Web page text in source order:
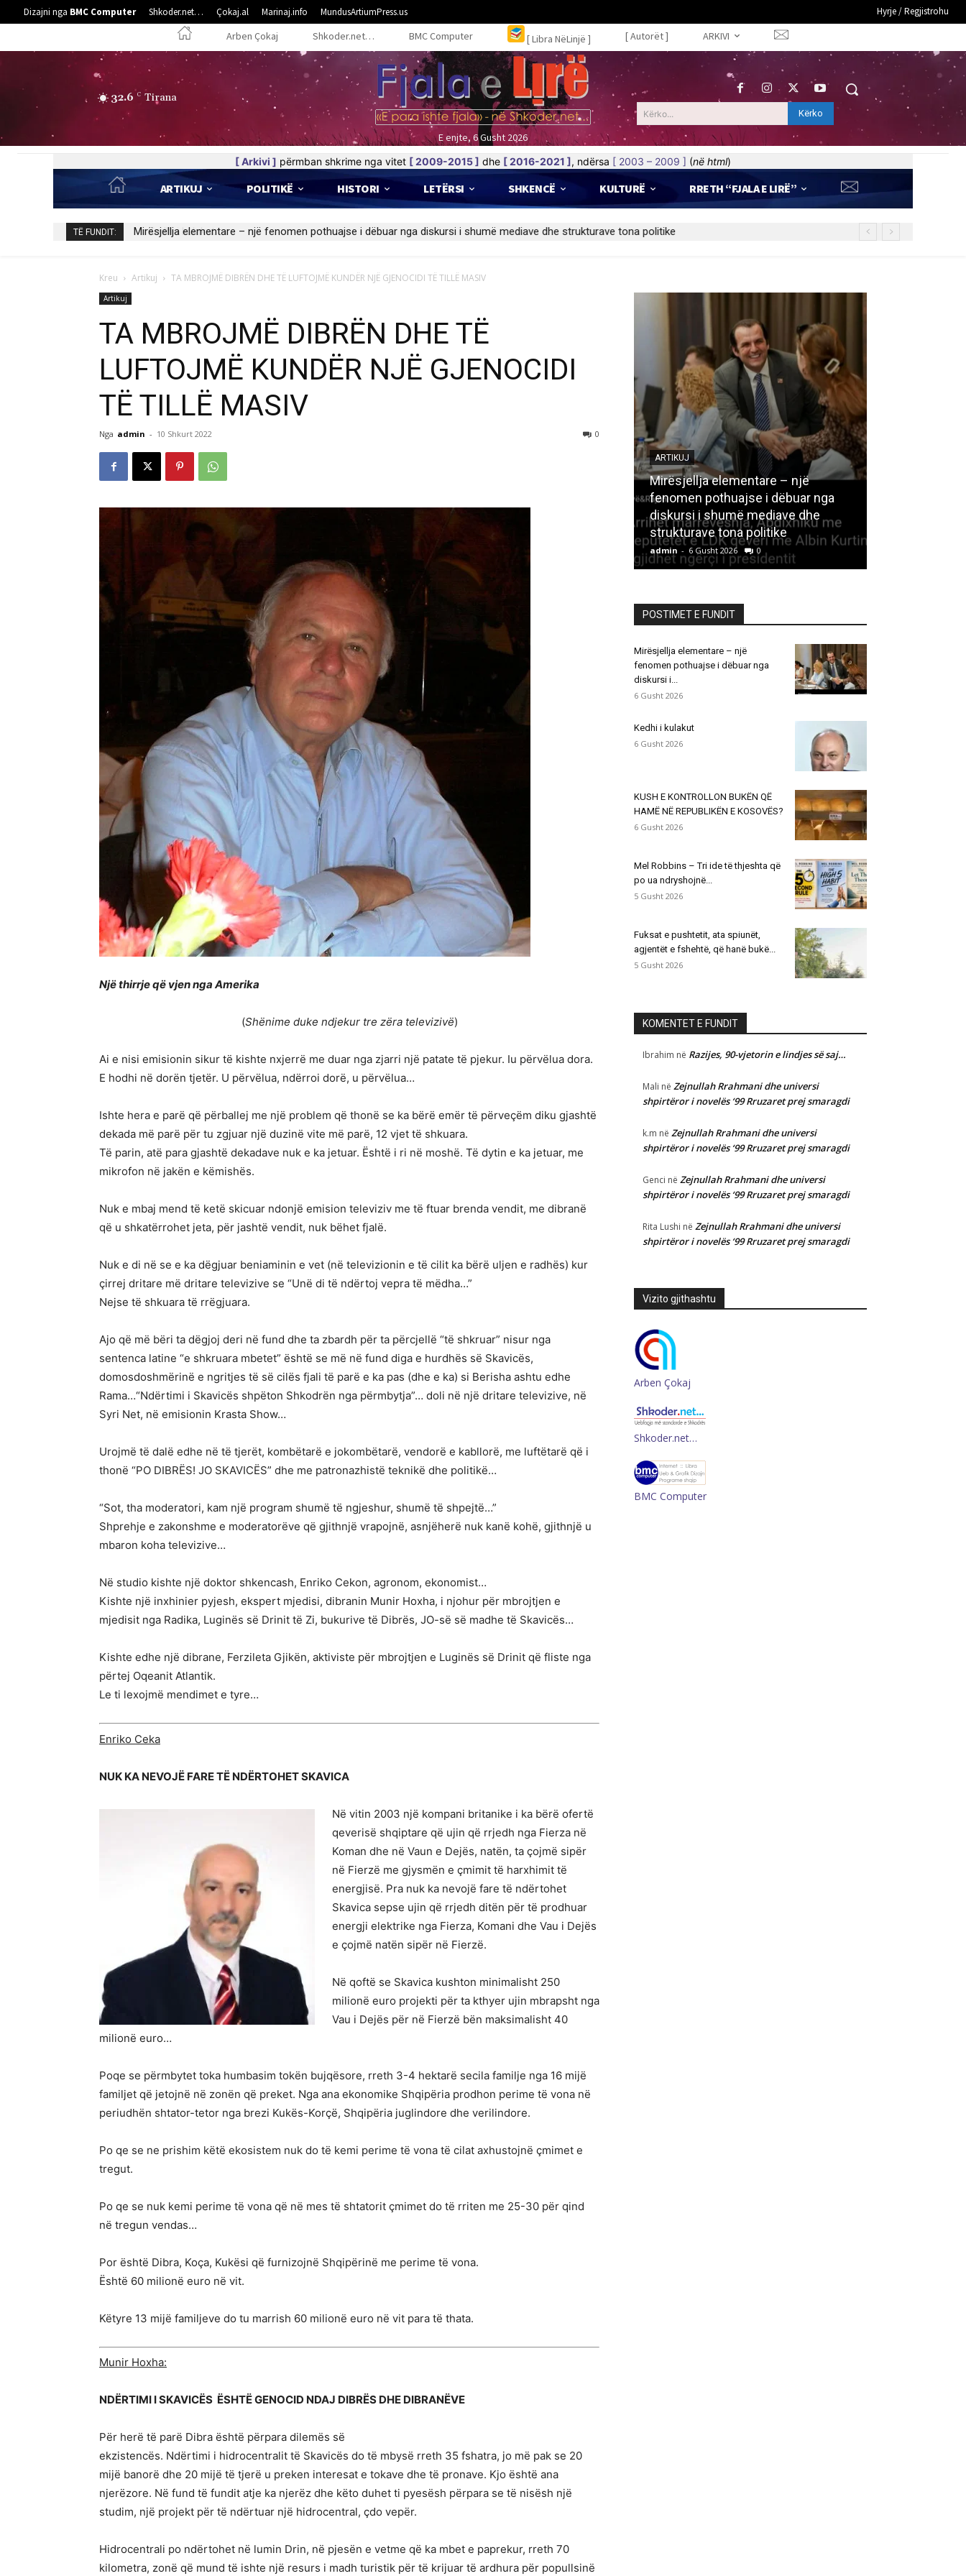
Dizajni nga BMC Computer Shkoder.net… Çokaj.al Marinaj.info MundusArtiumPress.us Hyrje / Regjistrohu
Arben Çokaj Shkoder.net… BMC Computer [ Libra NëLinjë ] [ Autorët ] ARKIVI
32.6 C Tirana
E enjte, 6 Gusht 2026
Kërko... Kërko
[ Arkivi ] përmban shkrime nga vitet [ 2009-2015 ] dhe [ 2016-2021 ], ndërsa [ 2003 – 2009 ] (në html)
ARTIKUJ POLITIKË HISTORI LETËRSI SHKENCË KULTURË RRETH “FJALA E LIRË”
TË FUNDIT: Kedhi i kulakut
Kreu Artikuj TA MBROJMË DIBRËN DHE TË LUFTOJMË KUNDËR NJË GJENOCIDI TË TILLË MASIV
Artikuj
TA MBROJMË DIBRËN DHE TË
LUFTOJMË KUNDËR NJË GJENOCIDI
TË TILLË MASIV
Nga admin - 10 Shkurt 2022 0
Një thirrje që vjen nga Amerika
(Shënime duke ndjekur tre zëra televizivë)
Ai e nisi emisionin sikur të kishte nxjerrë me duar nga zjarri një patate të pjekur. Iu përvëlua dora.
E hodhi në dorën tjetër. U përvëlua, ndërroi dorë, u përvëlua…
Ishte hera e parë që përballej me një problem që thonë se ka bërë emër të përveçëm diku gjashtë
dekada më parë për tu zgjuar një duzinë vite më parë, 12 vjet të shkuara.
Të parin, atë para gjashtë dekadave nuk e ka jetuar. Është i ri në moshë. Të dytin e ka jetuar, me
mikrofon në jakën e këmishës.
Nuk e mbaj mend të ketë skicuar ndonjë emision televiziv me të ftuar brenda vendit, me dibranë
që u shkatërrohet jeta, për jashtë vendit, nuk bëhet fjalë.
Nuk e di në se e ka dëgjuar beniaminin e vet (në televizionin e të cilit ka bërë uljen e radhës) kur
çirrej dritare më dritare televizive se “Unë di të ndërtoj vepra të mëdha…”
Nejse të shkuara të rrëgjuara.
Ajo që më bëri ta dëgjoj deri në fund dhe ta zbardh për ta përcjellë “të shkruar” nisur nga
sentenca latine “e shkruara mbetet” është se më në fund diga e hurdhës së Skavicës,
domosdoshmërinë e ngritjes të së cilës fjali të parë e ka pas (dhe e ka) si Berisha ashtu edhe
Rama…“Ndërtimi i Skavicës shpëton Shkodrën nga përmbytja”… doli në një dritare televizive, në
Syri Net, në emisionin Krasta Show…
Urojmë të dalë edhe në të tjerët, kombëtarë e jokombëtarë, vendorë e kabllorë, me luftëtarë që i
thonë “PO DIBRËS! JO SKAVICËS” dhe me patronazhistë teknikë dhe politikë…
“Sot, tha moderatori, kam një program shumë të ngjeshur, shumë të shpejtë…”
Shprehje e zakonshme e moderatorëve që gjithnjë vrapojnë, asnjëherë nuk kanë kohë, gjithnjë u
mbaron koha televizive…
Në studio kishte një doktor shkencash, Enriko Cekon, agronom, ekonomist…
Kishte një inxhinier pyjesh, ekspert mjedisi, dibranin Munir Hoxha, i njohur për mbrojtjen e
mjedisit nga Radika, Luginës së Drinit të Zi, bukurive të Dibrës, JO-së së madhe të Skavicës…
Kishte edhe një dibrane, Ferzileta Gjikën, aktiviste për mbrojtjen e Luginës së Drinit që fliste nga
përtej Oqeanit Atlantik.
Le ti lexojmë mendimet e tyre…
Enriko Ceka
NUK KA NEVOJË FARE TË NDËRTOHET SKAVICA
Në vitin 2003 një kompani britanike i ka bërë ofertë
qeverisë shqiptare që ujin që rrjedh nga Fierza në
Koman dhe në Vaun e Dejës, natën, ta çojmë sipër
në Fierzë me gjysmën e çmimit të harxhimit të
energjisë. Pra nuk ka nevojë fare të ndërtohet
Skavica sepse ujin që rrjedh ditën për të prodhuar
energji elektrike nga Fierza, Komani dhe Vau i Dejës
e çojmë natën sipër në Fierzë.
Në qoftë se Skavica kushton minimalisht 250
milionë euro projekti për ta kthyer ujin mbrapsht nga
Vau i Dejës për në Fierzë bën maksimalisht 40
milionë euro…
Poqe se përmbytet toka humbasim tokën bujqësore, rreth 3-4 hektarë secila familje nga 16 mijë
familjet që jetojnë në zonën që preket. Nga ana ekonomike Shqipëria prodhon perime të vona në
periudhën shtator-tetor nga brezi Kukës-Korçë, Shqipëria juglindore dhe verilindore.
Po qe se ne prishim këtë ekosistem nuk do të kemi perime të vona të cilat axhustojnë çmimet e
tregut.
Po qe se nuk kemi perime të vona që në mes të shtatorit çmimet do të rriten me 25-30 për qind
në tregun vendas…
Por është Dibra, Koça, Kukësi që furnizojnë Shqipërinë me perime të vona.
Është 60 milionë euro në vit.
Këtyre 13 mijë familjeve do tu marrish 60 milionë euro në vit para të thata.
Munir Hoxha:
NDËRTIMI I SKAVICËS ËSHTË GENOCID NDAJ DIBRËS DHE DIBRANËVE
Për herë të parë Dibra është përpara dilemës së
ekzistencës. Ndërtimi i hidrocentralit të Skavicës do të mbysë rreth 35 fshatra, jo më pak se 20
mijë banorë dhe 20 mijë të tjerë u preken interesat e tokave dhe të pronave. Kjo është ana
njerëzore. Në fund të fundit atje ka njerëz dhe këto duhet ti pyesësh përpara se të nisësh një
studim, një projekt për të ndërtuar një hidrocentral, çdo vepër.
Hidrocentrali po ndërtohet në lumin Drin, në pjesën e vetme që ka mbet e paprekur, rreth 70
kilometra, zonë që mund të ishte një resurs i madh turistik për të krijuar të ardhura për popullsinë
ARTIKUJ
Mirësjellja elementare – një
fenomen pothuajse i dëbuar nga
diskursi i shumë mediave dhe
strukturave tona politike
admin - 6 Gusht 2026 0
POSTIMET E FUNDIT
Mirësjellja elementare – një
fenomen pothuajse i dëbuar nga
diskursi i...
6 Gusht 2026
Kedhi i kulakut
6 Gusht 2026
KUSH E KONTROLLON BUKËN QË
HAMË NË REPUBLIKËN E KOSOVËS?
6 Gusht 2026
Mel Robbins – Tri ide të thjeshta që
po ua ndryshojnë...
5 Gusht 2026
Fuksat e pushtetit, ata spiunët,
agjentët e fshehtë, që hanë bukë...
5 Gusht 2026
KOMENTET E FUNDIT
Ibrahim në Razijes, 90-vjetorin e lindjes së saj…
Mali në Zejnullah Rrahmani dhe universi
shpirtëror i novelës ‘99 Rruzaret prej smaragdi
k.m në Zejnullah Rrahmani dhe universi
shpirtëror i novelës ‘99 Rruzaret prej smaragdi
Genci në Zejnullah Rrahmani dhe universi
shpirtëror i novelës ‘99 Rruzaret prej smaragdi
Rita Lushi në Zejnullah Rrahmani dhe universi
shpirtëror i novelës ‘99 Rruzaret prej smaragdi
Vizito gjithashtu
Arben Çokaj
Shkoder.net…
BMC Computer